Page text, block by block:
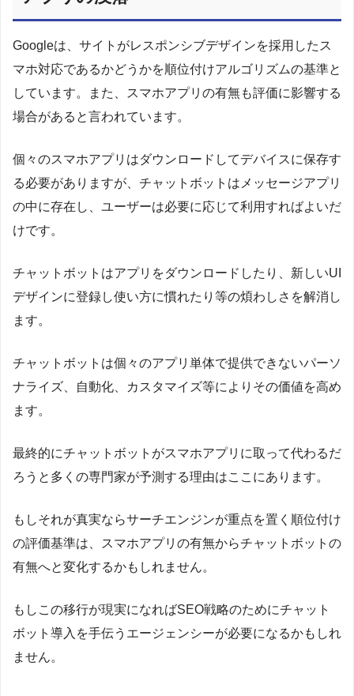
Googleは、サイトがレスポンシブデザインを採用したス
マホ対応であるかどうかを順位付けアルゴリズムの基準と
しています。また、スマホアプリの有無も評価に影響する
場合があると言われています。
個々のスマホアプリはダウンロードしてデバイスに保存す
る必要がありますが、チャットボットはメッセージアプリ
の中に存在し、ユーザーは必要に応じて利用すればよいだ
けです。
チャットボットはアプリをダウンロードしたり、新しいUI
デザインに登録し使い方に慣れたり等の煩わしさを解消し
ます。
チャットボットは個々のアプリ単体で提供できないパーソ
ナライズ、自動化、カスタマイズ等によりその価値を高め
ます。
最終的にチャットボットがスマホアプリに取って代わるだ
ろうと多くの専門家が予測する理由はここにあります。
もしそれが真実ならサーチエンジンが重点を置く順位付け
の評価基準は、スマホアプリの有無からチャットボットの
有無へと変化するかもしれません。
もしこの移行が現実になればSEO戦略のためにチャット
ボット導入を手伝うエージェンシーが必要になるかもしれ
ません。